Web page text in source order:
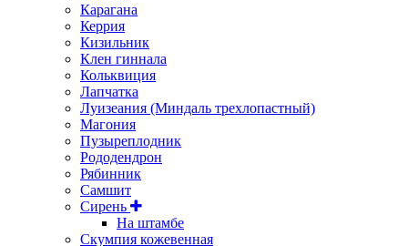
Карагана
Керрия
Кизильник
Клен гиннала
Кольквиция
Лапчатка
Луизеания (Миндаль трехлопастный)
Магония
Пузыреплодник
Рододендрон
Рябинник
Самшит
Сирень
На штамбе
Скумпия кожевенная